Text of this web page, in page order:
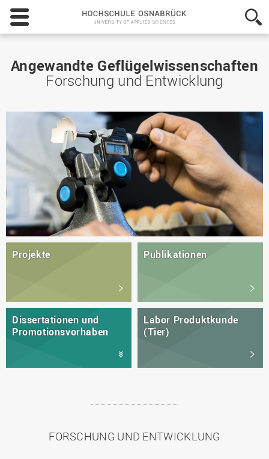
Hochschule
Osnabrück
-
of
Applied
Sciences
Angewandte Geflügelwissenschaften
Forschung und Entwicklung
Projekte Publikationen
Dissertationen und
Promotionsvorhaben
Labor Produktkunde
(Tier)
FORSCHUNG UND ENTWICKLUNG